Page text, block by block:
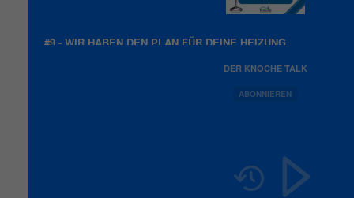
DER KNOCHE TALK
ABONNIEREN
#9 - WIR HABEN DEN PLAN FÜR DEINE HEIZUNG